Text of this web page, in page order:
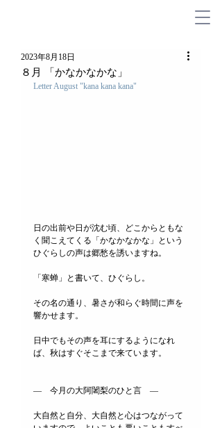
８月 「かなかなかな」
2023年8月18日
Letter August "kana kana kana"
日の出前や日が沈む頃、どこからともな
く聞こえてくる「かなかなかな」という
ひぐらしの声は郷愁を誘いますね。
「寒蝉」と書いて、ひぐらし。
その名の通り、暑さが和らぐ時間に声を
響かせます。
日中でもその声を耳にするようになれ
ば、秋はすぐそこまで来ています。
―　今月の大阿闍梨のひと言　―
大自然と自分、大自然と心はつながって